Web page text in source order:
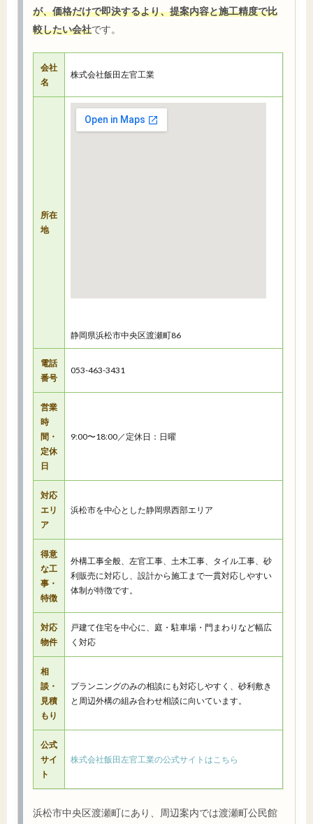
が、価格だけで即決するより、提案内容と施工精度で比
較したい会社です。
会社
名
株式会社飯田左官工業
所在
地
静岡県浜松市中央区渡瀬町86
電話
番号
053-463-3431
営業
時
間・
定休
日
9:00〜18:00／定休日：日曜
対応
エリ
ア
浜松市を中心とした静岡県西部エリア
得意
な工
事・
特徴
外構工事全般、左官工事、土木工事、タイル工事、砂
利販売に対応し、設計から施工まで一貫対応しやすい
体制が特徴です。
対応
物件
戸建て住宅を中心に、庭・駐車場・門まわりなど幅広
く対応
相
談・
見積
もり
プランニングのみの相談にも対応しやすく、砂利敷き
と周辺外構の組み合わせ相談に向いています。
公式
サイ
ト
株式会社飯田左官工業の公式サイトはこちら
浜松市中央区渡瀬町にあり、周辺案内では渡瀬町公民館